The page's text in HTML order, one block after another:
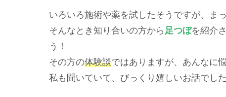
いろいろ施術や薬を試したそうですが、ま
そんなとき知り合いの方から 足つぼを紹介
う！
その方の体験談ではありますが、あんなに
私も聞いていて、びっくり嬉しいお話でした